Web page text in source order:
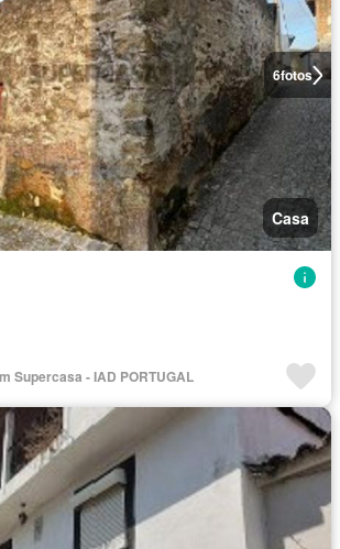
6fotos
Casa
Supercasa - IAD PORTUGAL